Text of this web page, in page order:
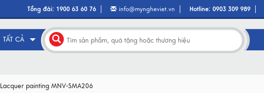
Tổng đài: 1900 63 60 76 info@myngheviet.vn Hotline:0903 309 989
TẤT CẢ
Lacquer painting MNV-SMA206